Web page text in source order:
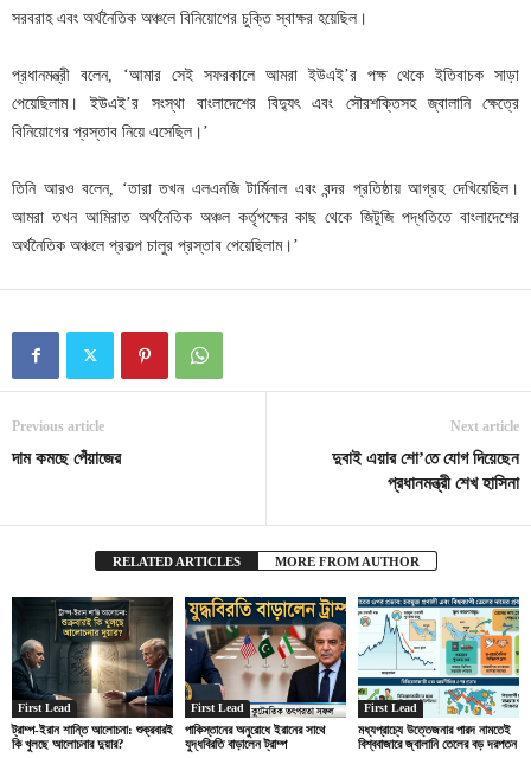
সরবরাহ এবং অর্থনৈতিক অঞ্চলে বিনিয়োগের চুক্তি স্বাক্ষর হয়েছিল।
প্রধানমন্ত্রী বলেন, ‘আমার সেই সফরকালে আমরা ইউএই’র পক্ষ থেকে ইতিবাচক সাড়া
পেয়েছিলাম। ইউএই’র সংস্থা বাংলাদেশের বিদ্যুৎ এবং সৌরশক্তিসহ জ্বালানি ক্ষেত্রে
বিনিয়োগের প্রস্তাব নিয়ে এসেছিল।’
তিনি আরও বলেন, ‘তারা তখন এলএনজি টার্মিনাল এবং বন্দর প্রতিষ্ঠায় আগ্রহ দেখিয়েছিল।
আমরা তখন আমিরাত অর্থনৈতিক অঞ্চল কর্তৃপক্ষের কাছ থেকে জিটুজি পদ্ধতিতে বাংলাদেশের
অর্থনৈতিক অঞ্চলে প্রকল্প চালুর প্রস্তাব পেয়েছিলাম।’
Previous article
দাম কমছে পেঁয়াজের
Next article
দুবাই এয়ার শো’তে যোগ দিয়েছেন
প্রধানমন্ত্রী শেখ হাসিনা
RELATED ARTICLES MORE FROM AUTHOR
First Lead
ট্রাম্প-ইরান শান্তি আলোচনা: শুক্রবারই
কি খুলছে আলোচনার দুয়ার?
First Lead
পাকিস্তানের অনুরোধে ইরানের সাথে
যুদ্ধবিরতি বাড়ালেন ট্রাম্প
First Lead
মধ্যপ্রাচ্যে উত্তেজনার পারদ নামতেই
বিশ্ববাজারে জ্বালানি তেলের বড় দরপতন